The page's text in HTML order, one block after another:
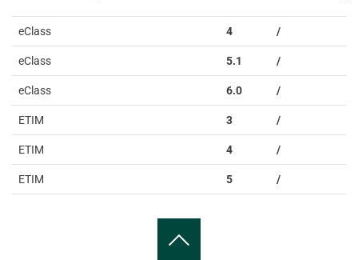
eClass 4 /
eClass 5.1 /
eClass 6.0 /
ETIM 3 /
ETIM 4 /
ETIM 5 /